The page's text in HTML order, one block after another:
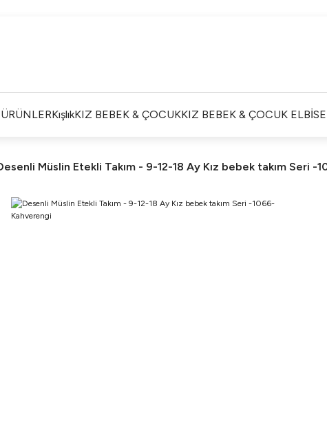
Satışlarımız Toptandır !. Minumum 20 Seridir !. Toptan
KışlıkKIZ BEBEK & ÇOCUKKIZ BEBEK & ÇOCUK ELBİSE
Müslin Etekli Takım - 9-12-18 Ay Kız bebek takım Seri -